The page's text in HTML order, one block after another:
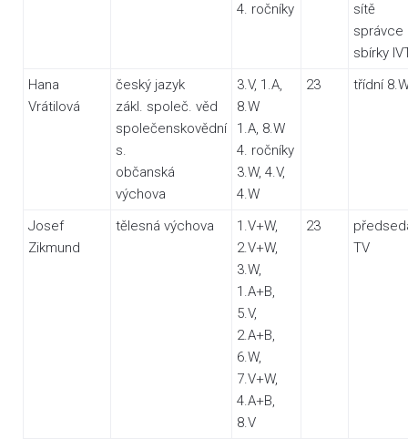
4. ročníky
sítě
správce
sbírky
Hana
Vrátilová
český jazyk
zákl. společ. věd
společenskovědní
s.
občanská
výchova
3.V, 1.A,
8.W
1.A, 8.W
4. ročníky
3.W, 4.V,
4.W
23 třídní
Josef
Zikmund
tělesná výchova
1.V+W,
2.V+W,
3.W,
1.A+B,
5.V,
2.A+B,
6.W,
7.V+W,
4.A+B,
8.V
23
TV